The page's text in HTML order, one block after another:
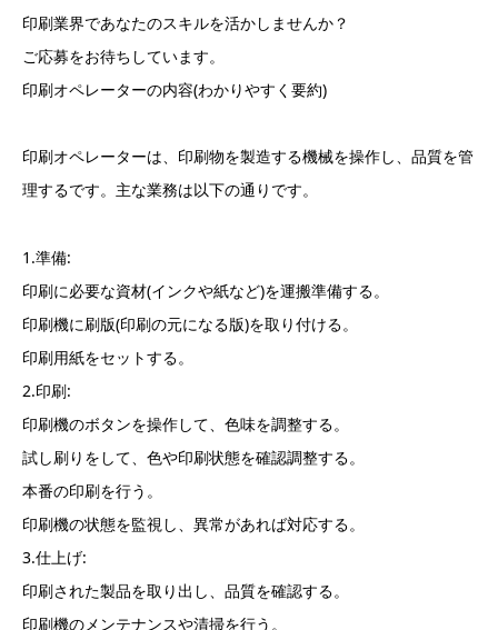
印刷業界であなたのスキルを活かしませんか？
ご応募をお待ちしています。
印刷オペレーターの内容(わかりやすく要約)
印刷オペレーターは、印刷物を製造する機械を操作し、品質を管
理するです。主な業務は以下の通りです。
1.準備:
印刷に必要な資材(インクや紙など)を運搬準備する。
印刷機に刷版(印刷の元になる版)を取り付ける。
印刷用紙をセットする。
2.印刷:
印刷機のボタンを操作して、色味を調整する。
試し刷りをして、色や印刷状態を確認調整する。
本番の印刷を行う。
印刷機の状態を監視し、異常があれば対応する。
3.仕上げ:
印刷された製品を取り出し、品質を確認する。
印刷機のメンテナンスや清掃を行う。